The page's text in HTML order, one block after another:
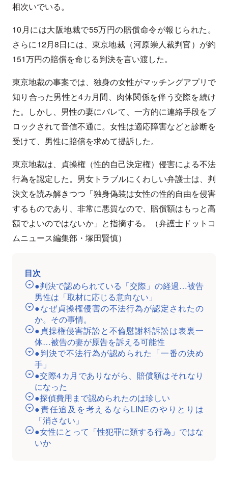
相次いでいる。
10月には大阪地裁で55万円の賠償命令が報じられた。
さらに12月8日には、東京地裁（河原崇人裁判官）が約
151万円の賠償を命じる判決を言い渡した。
東京地裁の事案では、独身の女性がマッチングアプリで
知り合った男性と4カ月間、肉体関係を伴う交際を続け
た。しかし、男性の妻にバレて、一方的に連絡手段をブ
ロックされて音信不通に。女性は適応障害などと診断を
受けて、男性に賠償を求めて提訴した。
東京地裁は、貞操権（性的自己決定権）侵害による不法
行為を認定した。男女トラブルにくわしい弁護士は、判
決文を読み解きつつ「独身偽装は女性の性的自由を侵害
するものであり、非常に悪質なので、賠償額はもっと高
額でよいのではないか」と指摘する。（弁護士ドットコ
ムニュース編集部・塚田賢慎）
目次
●判決で認められている「交際」の経過…被告
男性は「取材に応じる意向ない」
●なぜ貞操権侵害の不法行為が認定されたの
か。その事情。
●貞操権侵害訴訟と不倫慰謝料訴訟は表裏一
体…被告の妻が原告を訴える可能性
●判決で不法行為が認められた「一番の決め
手」
●交際4カ月でありながら、賠償額はそれなり
になった
●探偵費用まで認められたのは珍しい
●責任追及を考えるならLINEのやりとりは
「消さない」
●女性にとって「性犯罪に類する行為」ではな
いか